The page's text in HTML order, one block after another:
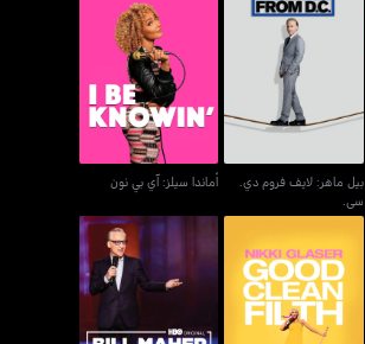
بيل ماهر: لايف فروم دي.
سي.
بيل ماهر: لايف فروم دي.
سي.
أماندا سيلز: آي بي نون
أماندا سيلز: آي بي نون
نيكي غليزر: غود كلين فيلث بيل ماهر: #أدلتينغ